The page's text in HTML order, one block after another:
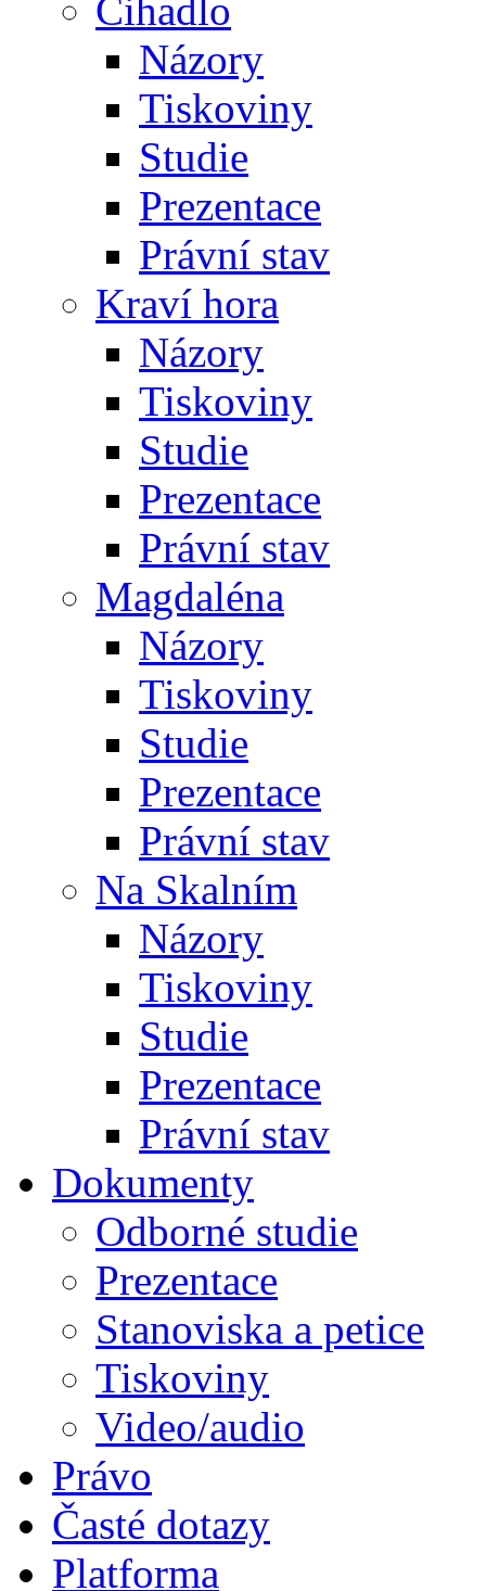
Čihadlo
Názory
Tiskoviny
Studie
Prezentace
Právní stav
Kraví hora
Názory
Tiskoviny
Studie
Prezentace
Právní stav
Magdaléna
Názory
Tiskoviny
Studie
Prezentace
Právní stav
Na Skalním
Názory
Tiskoviny
Studie
Prezentace
Právní stav
Dokumenty
Odborné studie
Prezentace
Stanoviska a petice
Tiskoviny
Video/audio
Právo
Časté dotazy
Platforma